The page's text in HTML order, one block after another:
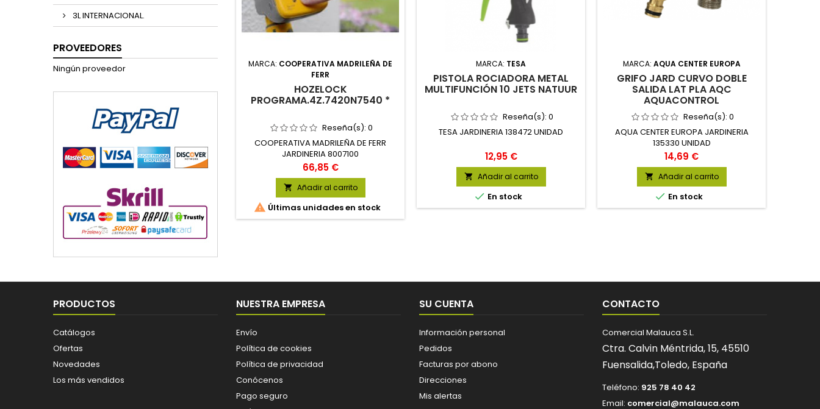
3L INTERNACIONAL.
PROVEEDORES
Ningún proveedor MARCA: COOPERATIVA MADRILEÑA DE
FERR
HOZELOCK
PROGRAMA.4Z.7420N7540 *
Reseña(s): 0
COOPERATIVA MADRILEÑA DE FERR
JARDINERIA 8007100
Precio
66,85 €
 Añadir al carrito
 Últimas unidades en stock
MARCA: TESA
PISTOLA ROCIADORA METAL
MULTIFUNCIÓN 10 JETS NATUUR
Reseña(s): 0
TESA JARDINERIA 138472 UNIDAD
Precio
12,95 €
 Añadir al carrito
 En stock
MARCA: AQUA CENTER EUROPA
GRIFO JARD CURVO DOBLE
SALIDA LAT PLA AQC
AQUACONTROL
Reseña(s): 0
AQUA CENTER EUROPA JARDINERIA
135330 UNIDAD
Precio
14,69 €
 Añadir al carrito
 En stock
PRODUCTOS
Catálogos
Ofertas
Novedades
Los más vendidos
NUESTRA EMPRESA
Envío
Política de cookies
Política de privacidad
Conócenos
Pago seguro
SU CUENTA
Información personal
Pedidos
Facturas por abono
Direcciones
Mis alertas
CONTACTO
Comercial Malauca S.L.
Ctra. Calvin Méntrida, 15, 45510
Fuensalida,Toledo, España
Teléfono: 925 78 40 42
Email: comercial@malauca.com